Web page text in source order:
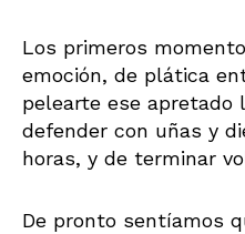
Los primeros
emoción, de plática
pelearte ese apretado
defender con uñas y
horas, y de terminar
De pronto sentíamos